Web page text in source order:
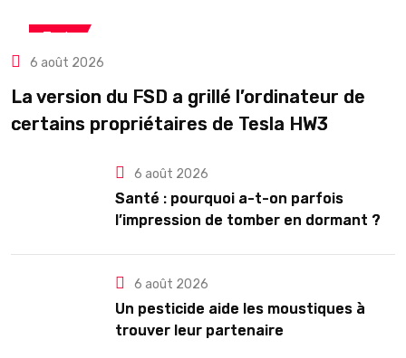
Tech
6 août 2026
La version du FSD a grillé l’ordinateur de
certains propriétaires de Tesla HW3
6 août 2026
Santé : pourquoi a-t-on parfois
l’impression de tomber en dormant ?
6 août 2026
Un pesticide aide les moustiques à
trouver leur partenaire